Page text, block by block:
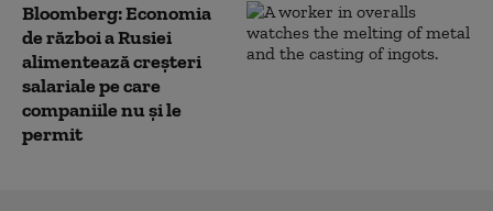
Bloomberg: Economia
de război a Rusiei
alimentează creşteri
salariale pe care
companiile nu şi le
permit